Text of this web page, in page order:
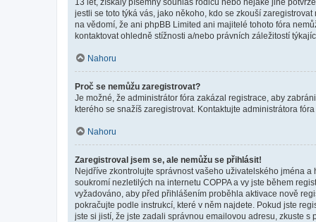
jestli se toto týká vás, jako někoho, kdo se zkouší
na vědomí, že ani phpBB Limited ani majitelé tohoto fóra
kontaktovat ohledně stížnosti a/nebo právních záležitostí
Nahoru
Proč se nemůžu zaregistrovat?
Je možné, že administrátor fóra zakázal registrace, aby
kterého se snažíš zaregistrovat. Kontaktujte administrátora
Nahoru
Zaregistroval jsem se, ale nemůžu se přihlásit!
Nejdříve zkontrolujte správnost vašeho uživatelského jména
soukromí nezletilých na internetu COPPA a vy jste během
vyžadováno, aby před přihlášením proběhla aktivace nově
pokračujte podle instrukcí, které v něm najdete. Pokud jste
jste si jistí, že jste zadali správnou emailovou adresu, zkuste